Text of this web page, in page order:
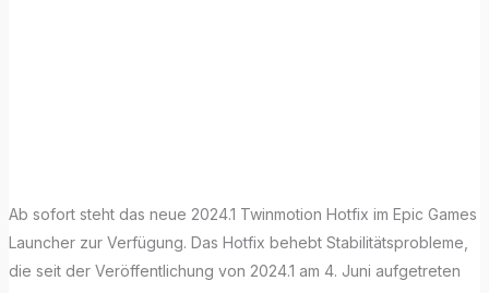
Ab sofort steht das neue 2024.1 Twinmotion Hotfix im Epic Games
Launcher zur Verfügung. Das Hotfix behebt Stabilitätsprobleme,
die seit der Veröffentlichung von 2024.1 am 4. Juni aufgetreten